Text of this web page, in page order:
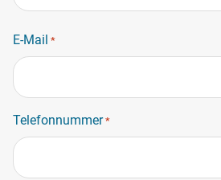
E-Mail *
Telefonnummer *